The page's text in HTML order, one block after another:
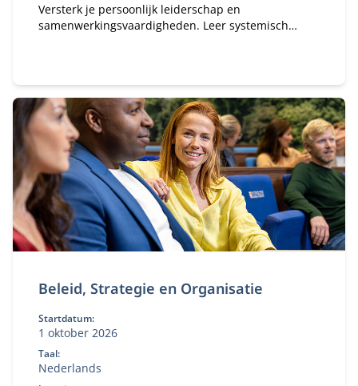
Versterk je persoonlijk leiderschap en
samenwerkingsvaardigheden. Leer systemisch
Beleid, Strategie en Organisatie
Startdatum:
1 oktober 2026
Taal:
Nederlands